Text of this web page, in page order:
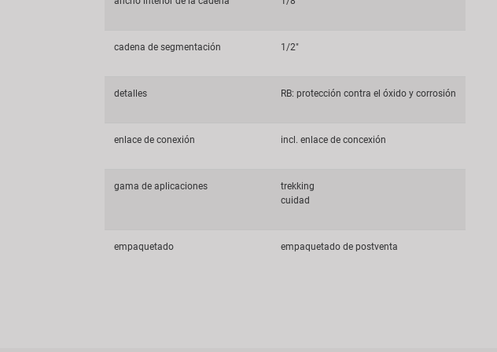
cadena de segmentación 1/2"
detalles RB: protección contra el óxido y corrosión
enlace de conexión incl. enlace de concexión
gama de aplicaciones
trekking
cuidad
empaquetado empaquetado de postventa